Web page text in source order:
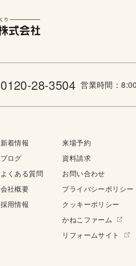
0120-28-3504 営業時間：
新着情報
ブログ
よくある質問
会社概要
採用情報
来場予約
資料請求
お問い合わせ
プライバシーポリシー
クッキーポリシー
かねこファーム
リフォームサイト